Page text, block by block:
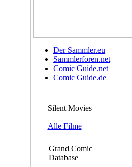
Der Sammler.eu
Sammlerforen.net
Comic Guide.net
Comic Guide.de
Silent Movies
Alle Filme
Grand Comic
Database